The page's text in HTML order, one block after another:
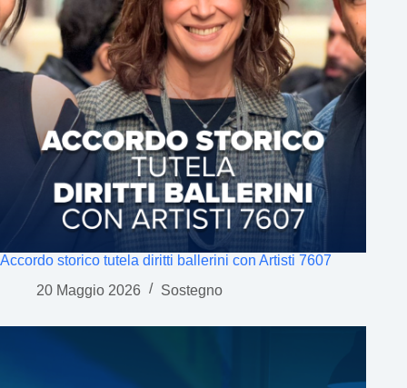
Accordo storico tutela diritti ballerini con Artisti 7607
20 Maggio 2026
Sostegno